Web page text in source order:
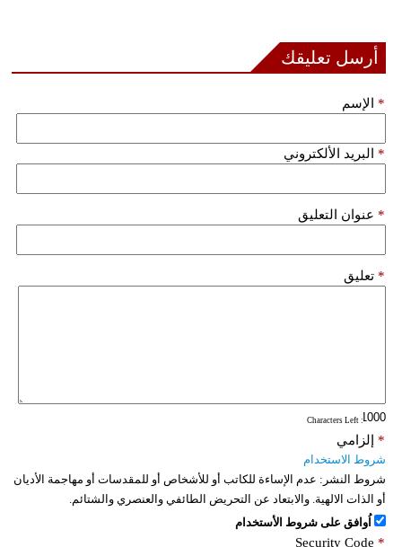
أرسل تعليقك
الإسم *
البريد الألكتروني *
عنوان التعليق *
تعليق *
: Characters Left
إلزامي *
شروط الاستخدام
شروط النشر: عدم الإساءة للكاتب أو للأشخاص أو للمقدسات أو مهاجمة الأديان
أو الذات الالهية. والابتعاد عن التحريض الطائفي والعنصري والشتائم.
اُوافق على شروط الأستخدام
Security Code *